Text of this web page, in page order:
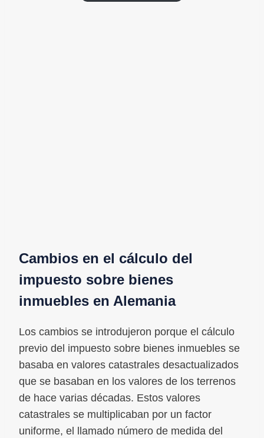
Cambios en el cálculo del
impuesto sobre bienes
inmuebles en Alemania
Los cambios se introdujeron porque el cálculo
previo del impuesto sobre bienes inmuebles se
basaba en valores catastrales desactualizados
que se basaban en los valores de los terrenos
de hace varias décadas. Estos valores
catastrales se multiplicaban por un factor
uniforme, el llamado número de medida del